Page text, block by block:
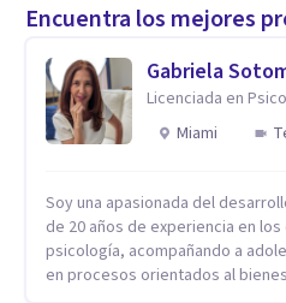
Encuentra los mejores
Gabriela
Licenciada en
Miami
Soy una apasionada del
de 20 años de experiencia en
psicología, acompañando a
en procesos orientados al